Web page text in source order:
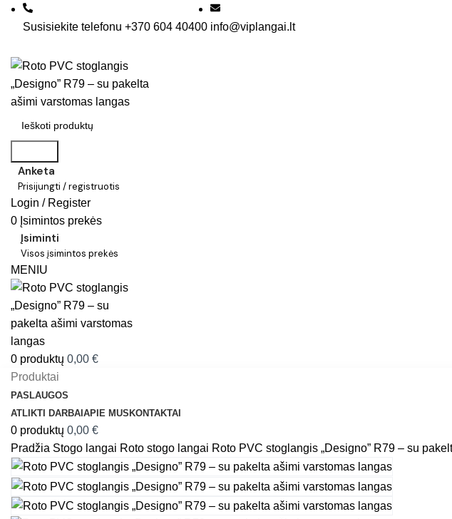
Susisiekite telefonu +370 604 40400 info@viplangai.lt
Anketa
Prisijungti / registruotis
Login / Register
0 Įsimintos prekės
Įsiminti
Visos įsimintos prekės
MENIU
0 produktų 0,00 €
Produktai
PASLAUGOS
ATLIKTI DARBAI APIE MUS KONTAKTAI
0 produktų 0,00 €
Pradžia Stogo langai Roto stogo langai Roto PVC stoglangis „Designo” R79 – su